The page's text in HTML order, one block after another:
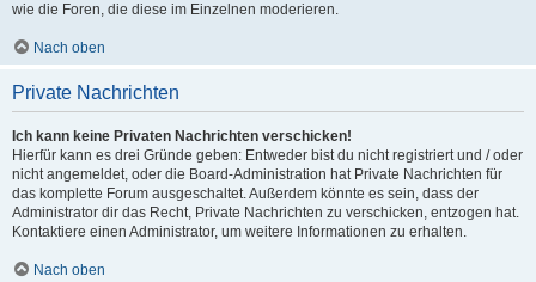
wie die Foren, die diese im Einzelnen moderieren.
Nach oben
Private Nachrichten
Ich kann keine Privaten Nachrichten verschicken!
Hierfür kann es drei Gründe geben: Entweder bist du nicht registriert und / oder
nicht angemeldet, oder die Board-Administration hat Private Nachrichten für
das komplette Forum ausgeschaltet. Außerdem könnte es sein, dass der
Administrator dir das Recht, Private Nachrichten zu verschicken, entzogen hat.
Kontaktiere einen Administrator, um weitere Informationen zu erhalten.
Nach oben